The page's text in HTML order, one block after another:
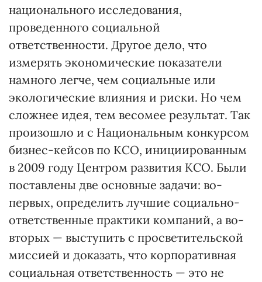
национального исследования,
проведенного социальной
ответственности. Другое дело, что
измерять экономические показатели
намного легче, чем социальные или
экологические влияния и риски. Но чем
сложнее идея, тем весомее результат. Так
произошло и с Национальным конкурсом
бизнес-кейсов по КСО, инициированным
в 2009 году Центром развития КСО. Были
поставлены две основные задачи: во-
первых, определить лучшие социально-
ответственные практики компаний, а во-
вторых — выступить с просветительской
миссией и доказать, что корпоративная
социальная ответственность — это не